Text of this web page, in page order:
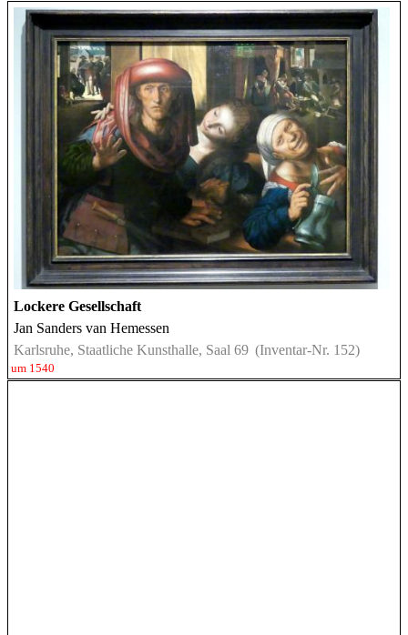
Lockere Gesellschaft
Jan Sanders van Hemessen
Karlsruhe, Staatliche Kunsthalle, Saal 69 (Inventar-Nr. 152)
um 1540